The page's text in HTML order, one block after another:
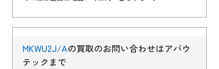
MKWU2J/Aの買取のお問い合わせはアバウ
テックまで